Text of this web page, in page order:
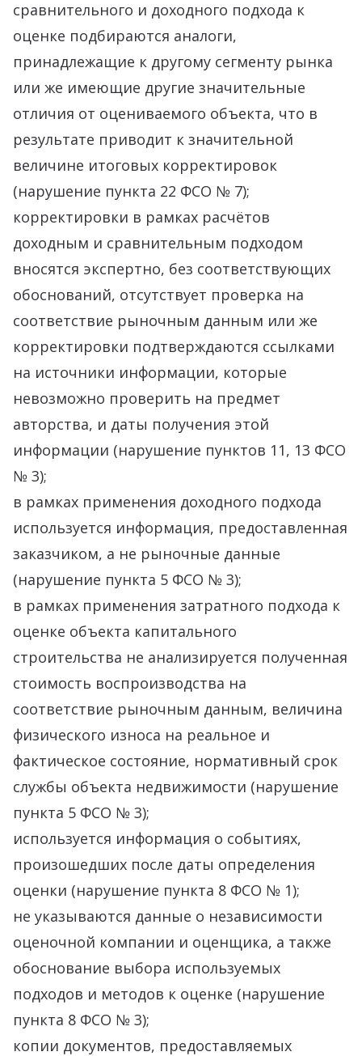
сравнительного и доходного подхода к
оценке подбираются аналоги,
принадлежащие к другому сегменту рынка
или же имеющие другие значительные
отличия от оцениваемого объекта, что в
результате приводит к значительной
величине итоговых корректировок
(нарушение пункта 22 ФСО № 7);
корректировки в рамках расчётов
доходным и сравнительным подходом
вносятся экспертно, без соответствующих
обоснований, отсутствует проверка на
соответствие рыночным данным или же
корректировки подтверждаются ссылками
на источники информации, которые
невозможно проверить на предмет
авторства, и даты получения этой
информации (нарушение пунктов 11, 13 ФСО
№ 3);
в рамках применения доходного подхода
используется информация, предоставленная
заказчиком, а не рыночные данные
(нарушение пункта 5 ФСО № 3);
в рамках применения затратного подхода к
оценке объекта капитального
строительства не анализируется полученная
стоимость воспроизводства на
соответствие рыночным данным, величина
физического износа на реальное и
фактическое состояние, нормативный срок
службы объекта недвижимости (нарушение
пункта 5 ФСО № 3);
используется информация о событиях,
произошедших после даты определения
оценки (нарушение пункта 8 ФСО № 1);
не указываются данные о независимости
оценочной компании и оценщика, а также
обоснование выбора используемых
подходов и методов к оценке (нарушение
пункта 8 ФСО № 3);
копии документов, предоставляемых